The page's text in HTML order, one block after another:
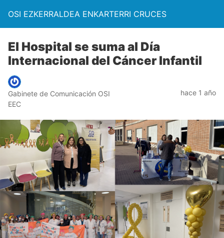
OSI EZKERRALDEA ENKARTERRI CRUCES
El Hospital se suma al Día
Internacional del Cáncer Infantil
Gabinete de Comunicación OSI
EEC
hace 1 año